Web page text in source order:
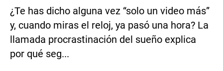
¿Te has dicho alguna vez “solo un video más”
y, cuando miras el reloj, ya pasó una hora? La
llamada procrastinación del sueño explica
por qué seg...